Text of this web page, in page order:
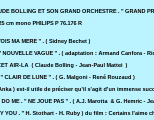
BOLLING ET SON GRAND ORCHESTRE . " GRAND
cm mono PHILIPS P 76.176 R
MA MERE " . ( Sidney Bechet )
NOUVELLE VAGUE " . ( adaptation : Armand Canfora -
AIR-LA ( Claude Bolling - Jean-Paul Mattei )
CLAIR DE LUNE " . ( G. Malgoni - René Rouzaud )
) est-il utile de préciser qu'il s'agit d'un immense
DO ME . " NE JOUE PAS " . ( A.J. Marotta & G. Hemric -
YOU . " H. Stothart - H. Ruby ) du film : Certains l'aime